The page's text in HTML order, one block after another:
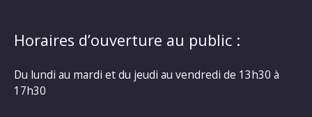
Horaires d’ouverture au public :
Du lundi au mardi et du jeudi au vendredi de 13h30 à
17h30